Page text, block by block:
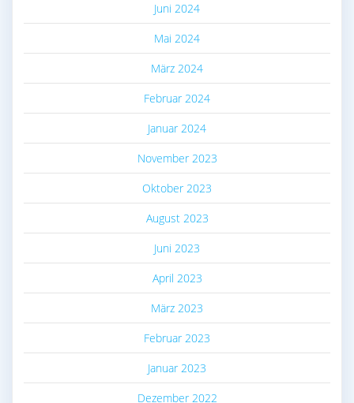
Juni 2024
Mai 2024
März 2024
Februar 2024
Januar 2024
November 2023
Oktober 2023
August 2023
Juni 2023
April 2023
März 2023
Februar 2023
Januar 2023
Dezember 2022